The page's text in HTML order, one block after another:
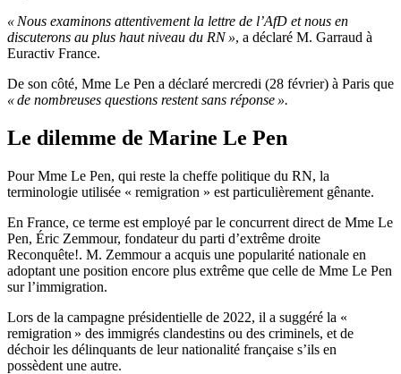
« Nous examinons attentivement la lettre de l’AfD et nous en
discuterons au plus haut niveau du RN », a déclaré M. Garraud à
Euractiv France.
De son côté, Mme Le Pen a déclaré mercredi (28 février) à Paris que
« de nombreuses questions restent sans réponse ».
Le dilemme de Marine Le Pen
Pour Mme Le Pen, qui reste la cheffe politique du RN, la
terminologie utilisée « remigration » est particulièrement gênante.
En France, ce terme est employé par le concurrent direct de Mme Le
Pen, Éric Zemmour, fondateur du parti d’extrême droite
Reconquête!. M. Zemmour a acquis une popularité nationale en
adoptant une position encore plus extrême que celle de Mme Le Pen
sur l’immigration.
Lors de la campagne présidentielle de 2022, il a suggéré la «
remigration » des immigrés clandestins ou des criminels, et de
déchoir les délinquants de leur nationalité française s’ils en
possèdent une autre.